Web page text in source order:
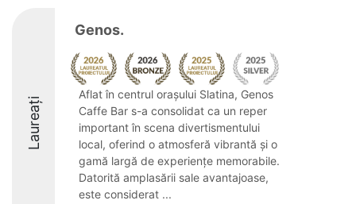
Laureați
Genos.
Aflat în centrul orașului Slatina, Genos
Caffe Bar s-a consolidat ca un reper
important în scena divertismentului
local, oferind o atmosferă vibrantă și o
gamă largă de experiențe memorabile.
Datorită amplasării sale avantajoase,
este considerat ...